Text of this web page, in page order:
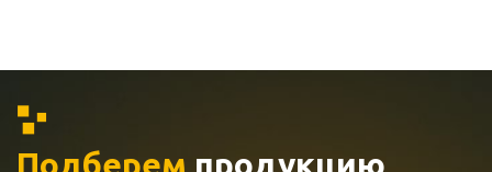
Подберем продукцию